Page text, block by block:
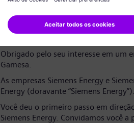
Aviso de privacidade de dados
Obrigado pelo seu interesse em um
Gamesa.
As empresas Siemens Energy e
Energy (doravante “Siemens Energy”).
Você deu o primeiro passo em
Siemens Energy. Convidamos você